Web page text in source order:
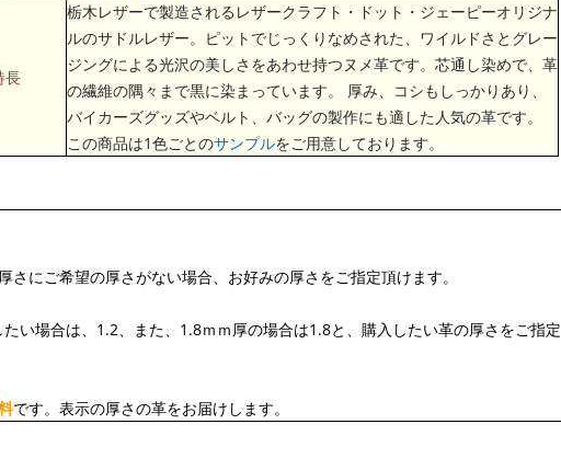
長
栃木レザーで製造されるレザークラフト・ドット・ジェーピーオリジナ
ルのサドルレザー。ピットでじっくりなめされた、ワイルドさとグレー
ジングによる光沢の美しさをあわせ持つヌメ革です。芯通し染めで、革
の繊維の隅々まで黒に染まっています。 厚み、コシもしっかりあり、
バイカーズグッズやベルト、バッグの製作にも適した人気の革です。
この商品は1色ごとのサンプルをご用意しております。
にご希望の厚さがない場合、お好みの厚さをご指定頂けます。
い場合は、1.2、また、1.8ｍｍ厚の場合は1.8と、購入したい革の厚さをご指定
です。表示の厚さの革をお届けします。